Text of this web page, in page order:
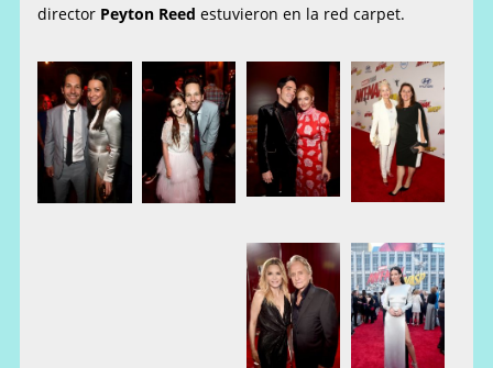
director Peyton Reed estuvieron en la red carpet.